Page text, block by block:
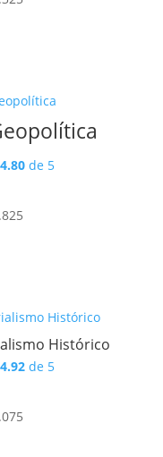
4.80de 5
Histórico
4.92de 5